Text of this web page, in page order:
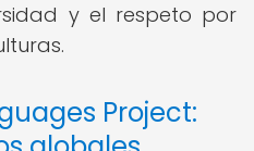
y el respeto por
Project: